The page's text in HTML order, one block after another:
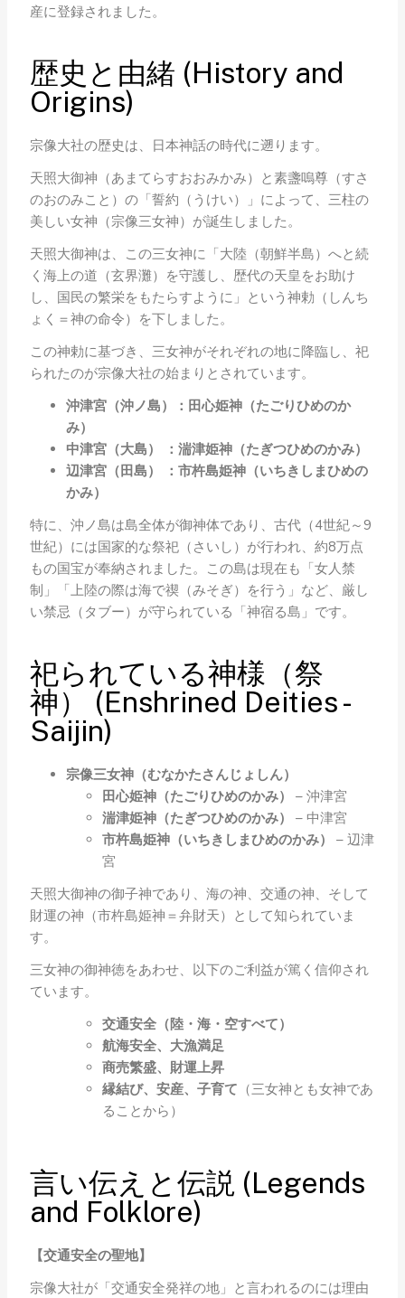
産に登録されました。
歴史と由緒 (History and
Origins)
宗像大社の歴史は、日本神話の時代に遡ります。
天照大御神（あまてらすおおみかみ）と素盞嗚尊（すさ
のおのみこと）の「誓約（うけい）」によって、三柱の
美しい女神（宗像三女神）が誕生しました。
天照大御神は、この三女神に「大陸（朝鮮半島）へと続
く海上の道（玄界灘）を守護し、歴代の天皇をお助け
し、国民の繁栄をもたらすように」という神勅（しんち
ょく＝神の命令）を下しました。
この神勅に基づき、三女神がそれぞれの地に降臨し、祀
られたのが宗像大社の始まりとされています。
沖津宮（沖ノ島）：田心姫神（たごりひめのか
み）
中津宮（大島） ：湍津姫神（たぎつひめのかみ）
辺津宮（田島） ：市杵島姫神（いちきしまひめの
かみ）
特に、沖ノ島は島全体が御神体であり、古代（4世紀～9
世紀）には国家的な祭祀（さいし）が行われ、約8万点
もの国宝が奉納されました。この島は現在も「女人禁
制」「上陸の際は海で禊（みそぎ）を行う」など、厳し
い禁忌（タブー）が守られている「神宿る島」です。
祀られている神様（祭
神） (Enshrined Deities -
Saijin)
宗像三女神（むなかたさんじょしん）
田心姫神（たごりひめのかみ）
– 沖津宮
湍津姫神（たぎつひめのかみ）
– 中津宮
市杵島姫神（いちきしまひめのかみ）
– 辺津
宮
天照大御神の御子神であり、海の神、交通の神、そして
財運の神（市杵島姫神＝弁財天）として知られていま
す。
三女神の御神徳をあわせ、以下のご利益が篤く信仰され
ています。
交通安全（陸・海・空すべて）
航海安全、大漁満足
商売繁盛、財運上昇
縁結び、安産、子育て （三女神とも女神であ
ることから）
言い伝えと伝説 (Legends
and Folklore)
【交通安全の聖地】
宗像大社が「交通安全発祥の地」と言われるのには理由